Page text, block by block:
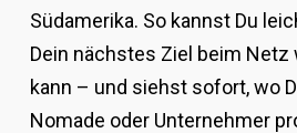
Südamerika. So kannst Du
Dein nächstes Ziel beim
kann – und siehst sofort, wo
Nomade oder Unternehmer